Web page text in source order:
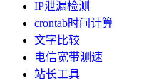
IP泄漏检测
crontab时间计算
文字比较
电信宽带测速
站长工具